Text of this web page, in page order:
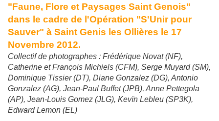
"Faune, Flore et Paysages Saint Genois"
dans le cadre de l'Opération "S'Unir pour
Sauver" à Saint Genis les Ollières le 17
Novembre 2012.
Collectif de photographes : Frédérique Novat (NF),
Catherine et François Michiels (CFM), Serge Muyard (SM),
Dominique Tissier (DT), Diane Gonzalez (DG), Antonio
Gonzalez (AG), Jean-Paul Buffet (JPB), Anne Pettegola
(AP), Jean-Louis Gomez (JLG), Kevïn Lebleu (SP3K),
Edward Lemon (EL)